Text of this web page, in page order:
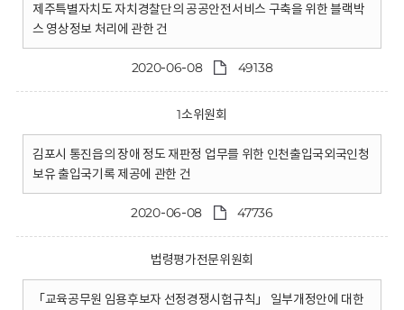
제주특별자치도 자치경찰단의 공공안전서비스 구축을 위한 블랙박
스 영상정보 처리에 관한 건
2020-06-08 49138
1소위원회
김포시 통진읍의 장애 정도 재판정 업무를 위한 인천출입국외국인청
보유 출입국기록 제공에 관한 건
2020-06-08 47736
법령평가전문위원회
「교육공무원 임용후보자 선정경쟁시험규칙」 일부개정안에 대한